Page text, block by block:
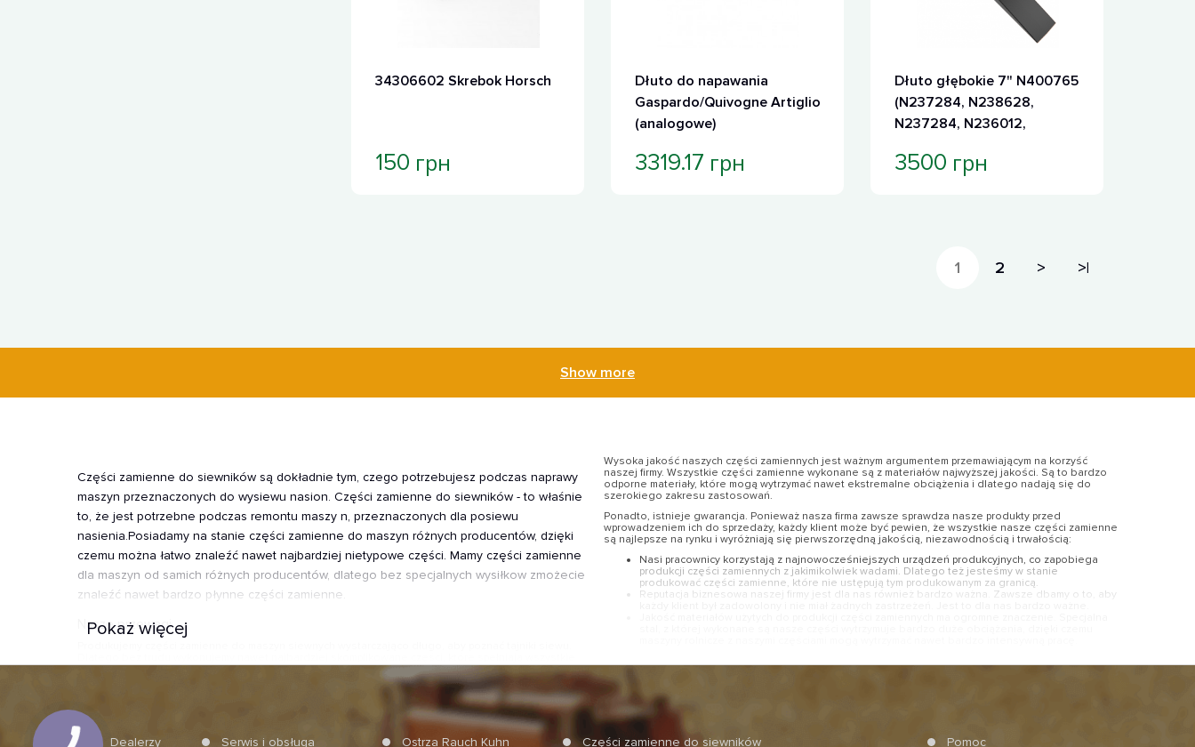
34306602 Skrebok Horsch
150 грн
Dłuto do napawania
Gaspardo/Quivogne Artiglio
(analogowe)
3319.17 грн
Dłuto głębokie 7" N400765
(N237284, N238628,
N237284, N236012,
RPDL247CP)
3500 грн
1 2 > >|
Show more
Części zamienne do siewników są dokładnie tym, czego potrzebujesz podczas naprawy
maszyn przeznaczonych do wysiewu nasion. Części zamienne do siewników - to właśnie
to, że jest potrzebne podczas remontu maszy n, przeznaczonych dla posiewu
nasienia.Posiadamy na stanie części zamienne do maszyn różnych producentów, dzięki
czemu można łatwo znaleźć nawet najbardziej nietypowe części. Mamy części zamienne
dla maszyn od samich różnych producentów, dlatego bez specjalnych wysiłkow zmożecie
znaleźć nawet bardzo płynne części zamienne.
asze przewagi
wymogi bezpieczeństwa.
Wysoka jakość naszych części zamiennych jest ważnym argumentem przemawiającym na korzyść
naszej firmy. Wszystkie części zamienne wykonane są z materiałów najwyższej jakości. Są to bardzo
odporne materiały, które mogą wytrzymać nawet ekstremalne obciążenia i dlatego nadają się do
szerokiego zakresu zastosowań.
Ponadto, istnieje gwarancja. Ponieważ nasza firma zawsze sprawdza nasze produkty przed
wprowadzeniem ich do sprzedaży, każdy klient może być pewien, że wszystkie nasze części zamienne
są najlepsze na rynku i wyróżniają się pierwszorzędną jakością, niezawodnością i trwałością:
Nasi pracownicy korzystają z najnowocześniejszych urządzeń produkcyjnych, co zapobiega
produkcji części zamiennych z jakimikolwiek wadami. Dlatego też jesteśmy w stanie
produkować części zamienne, które nie ustępują tym produkowanym za granicą.
Reputacja biznesowa naszej firmy jest dla nas również bardzo ważna. Zawsze dbamy o to, aby
Pokaż więcej
Dealerzy Serwis i obsługa Ostrza Rauch Kuhn Części zamienne do siewników Pomoc